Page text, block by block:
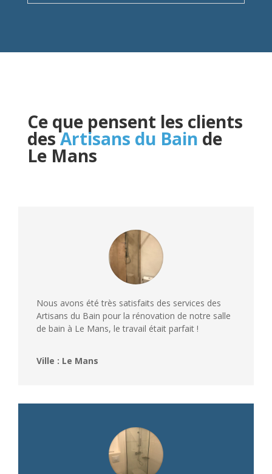
Ce que pensent les clients
desArtisans du Bain de
Le Mans
Nous avons été très satisfaits des services des
Artisans du Bain pour la rénovation de notre salle
de bain à Le Mans, le travail était parfait !
Ville : Le Mans